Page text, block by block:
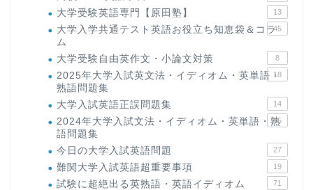
大学受験英語専門【原田塾】 13
大学入学共通テスト英語お役立ち知恵袋＆コラ
ム
45
大学受験自由英作文・小論文対策 8
2025年大学入試英文法・イディオム・英単語・
熟語問題集
18
大学入試英語正誤問題集 14
2024年大学入試文法・イディオム・英単語・熟
語問題集
15
今日の大学入試英語問題 27
難関大学入試英語超重要事項 19
試験に超絶出る英熟語・英語イディオム 71